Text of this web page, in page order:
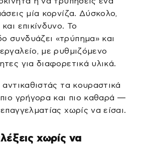
μία κορνίζα. Δύσκολο,
επικίνδυνο. Το
συνδυάζει «τρύπημα» και
με ρυθμιζόμενο
για διαφορετικά υλικά.
τα κουραστικά
γρήγορα και πιο καθαρά —
χωρίς να είσαι.
χωρίς να